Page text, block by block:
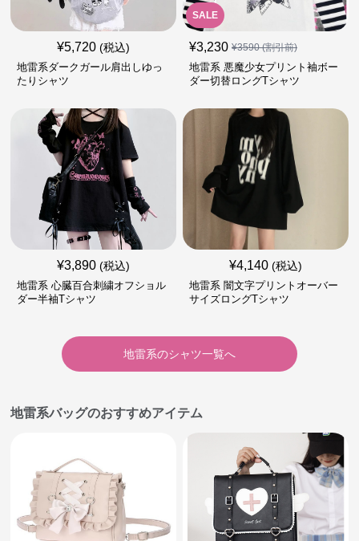
¥5,720 (税込)
地雷系ダークガール肩出しゆっ
たりシャツ
SALE
¥3,230 ¥3590(割引前)
地雷系 悪魔少女プリント袖ボー
ダー切替ロングTシャツ
¥3,890 (税込)
地雷系 心臓百合刺繍オフショル
ダー半袖Tシャツ
¥4,140 (税込)
地雷系 闇文字プリントオーバー
サイズロングTシャツ
地雷系のシャツ一覧へ
地雷系バッグのおすすめアイテム